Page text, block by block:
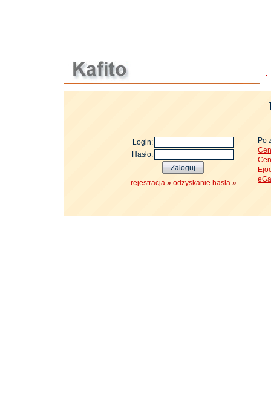
Login:
Hasło:
rejestracja » odzyskanie hasła »
Po